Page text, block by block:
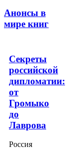
Анонсы в
мире книг
Секреты
российской
дипломатии:
от
Громыко
до
Лаврова
Россия